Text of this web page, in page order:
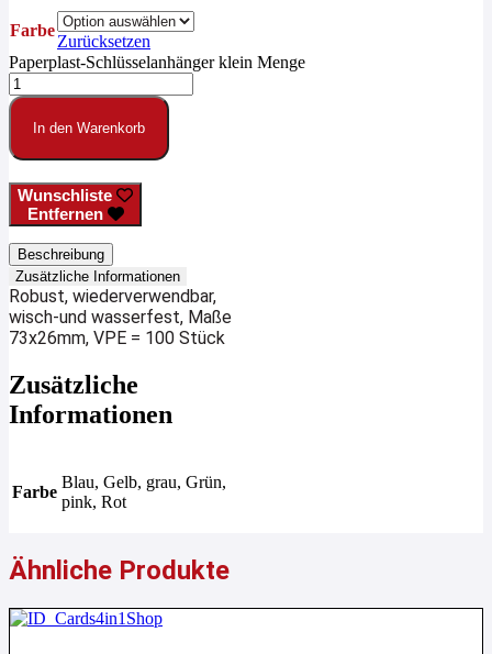
Farbe
Zurücksetzen
Paperplast-Schlüsselanhänger klein Menge
In den Warenkorb
Wunschliste
Entfernen
Beschreibung
Zusätzliche Informationen
Robust, wiederverwendbar,
wisch-und wasserfest, Maße
73x26mm, VPE = 100 Stück
Zusätzliche
Informationen
Farbe
Blau, Gelb, grau, Grün,
pink, Rot
Ähnliche Produkte